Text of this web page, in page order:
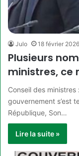
Julo 18 février 2026
Plusieurs
ministres, ce
Conseil des
gouvernement s’est
République, Son…
Lire la suite »